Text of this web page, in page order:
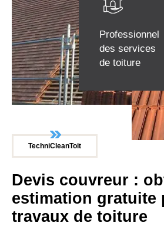
Professionnel
des services
de toiture
TechniCleanToit
Devis couvreur :
estimation gratuite
travaux de toiture